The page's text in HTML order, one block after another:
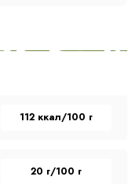
112 ккал/100 г
20 г/100 г